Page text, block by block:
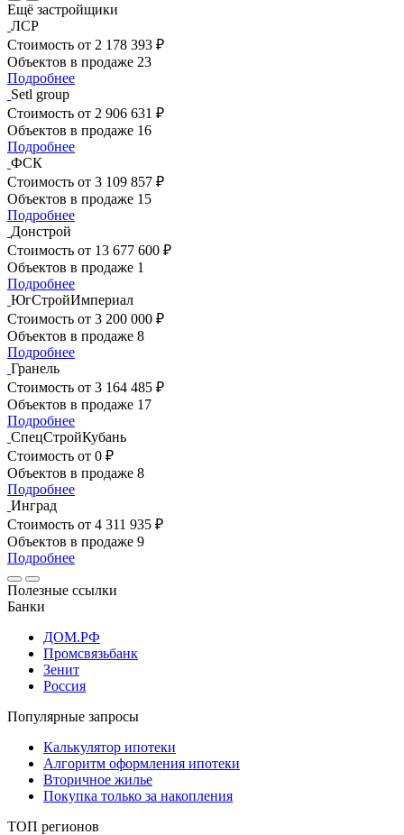
Ещё застройщики
ЛСР
Стоимость от 2 178 393 ₽
Объектов в продаже 23
Подробнее
Setl group
Стоимость от 2 906 631 ₽
Объектов в продаже 16
Подробнее
ФСК
Стоимость от 3 109 857 ₽
Объектов в продаже 15
Подробнее
Донстрой
Стоимость от 13 677 600 ₽
Объектов в продаже 1
Подробнее
ЮгСтройИмпериал
Стоимость от 3 200 000 ₽
Объектов в продаже 8
Подробнее
Гранель
Стоимость от 3 164 485 ₽
Объектов в продаже 17
Подробнее
СпецСтройКубань
Стоимость от 0 ₽
Объектов в продаже 8
Подробнее
Инград
Стоимость от 4 311 935 ₽
Объектов в продаже 9
Подробнее
Полезные ссылки
Банки
ДОМ.РФ
Промсвязьбанк
Зенит
Россия
Популярные запросы
Калькулятор ипотеки
Алгоритм оформления ипотеки
Вторичное жилье
Покупка только за накопления
ТОП регионов